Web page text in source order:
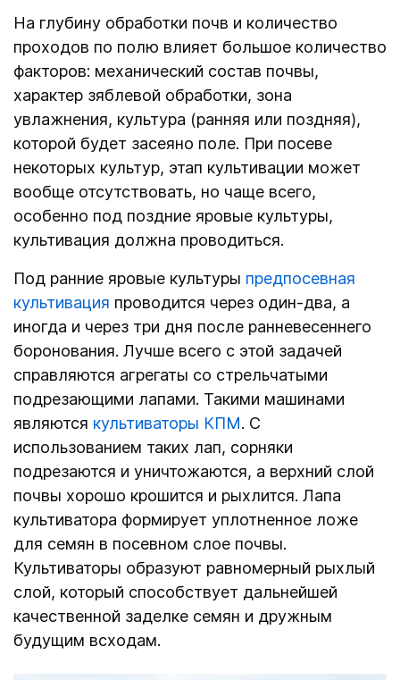
На глубину обработки почв и количество
проходов по полю влияет большое количество
факторов: механический состав почвы,
характер зяблевой обработки, зона
увлажнения, культура (ранняя или поздняя),
которой будет засеяно поле. При посеве
некоторых культур, этап культивации может
вообще отсутствовать, но чаще всего,
особенно под поздние яровые культуры,
культивация должна проводиться.
Под ранние яровые культуры предпосевная
культивация проводится через один-два, а
иногда и через три дня после ранневесеннего
боронования. Лучше всего с этой задачей
справляются агрегаты со стрельчатыми
подрезающими лапами. Такими машинами
являются культиваторы КПМ. С
использованием таких лап, сорняки
подрезаются и уничтожаются, а верхний слой
почвы хорошо крошится и рыхлится. Лапа
культиватора формирует уплотненное ложе
для семян в посевном слое почвы.
Культиваторы образуют равномерный рыхлый
слой, который способствует дальнейшей
качественной заделке семян и дружным
будущим всходам.